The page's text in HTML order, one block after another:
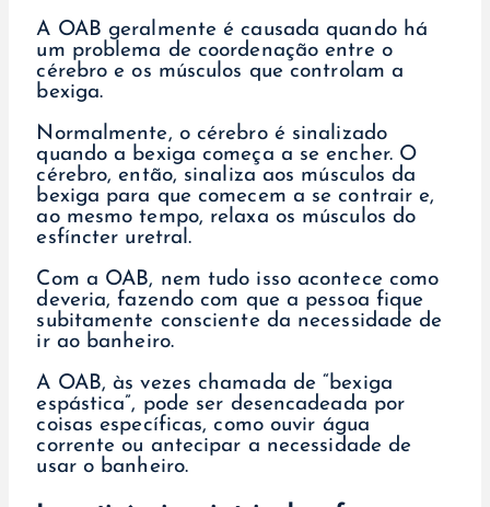
A OAB geralmente é causada quando há
um problema de coordenação entre o
cérebro e os músculos que controlam a
bexiga.
Normalmente, o cérebro é sinalizado
quando a bexiga começa a se encher. O
cérebro, então, sinaliza aos músculos da
bexiga para que comecem a se contrair e,
ao mesmo tempo, relaxa os músculos do
esfíncter uretral.
Com a OAB, nem tudo isso acontece como
deveria, fazendo com que a pessoa fique
subitamente consciente da necessidade de
ir ao banheiro.
A OAB, às vezes chamada de “bexiga
espástica”, pode ser desencadeada por
coisas específicas, como ouvir água
corrente ou antecipar a necessidade de
usar o banheiro.